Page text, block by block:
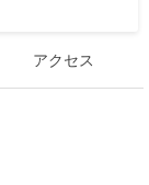
アクセス